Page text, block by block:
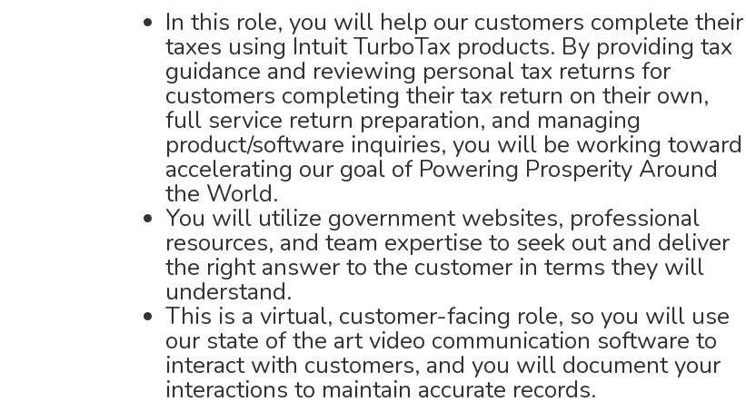
In this role, you will help our customers complete their
taxes using Intuit TurboTax products. By providing tax
guidance and reviewing personal tax returns for
customers completing their tax return on their own,
full service return preparation, and managing
product/software inquiries, you will be working toward
accelerating our goal of Powering Prosperity Around
the World.
You will utilize government websites, professional
resources, and team expertise to seek out and deliver
the right answer to the customer in terms they will
understand.
This is a virtual, customer-facing role, so you will use
our state of the art video communication software to
interact with customers, and you will document your
interactions to maintain accurate records.